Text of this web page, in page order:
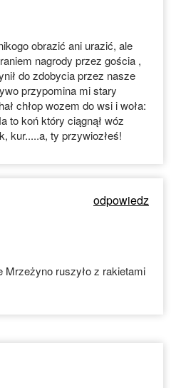
obrazić ani urazić, ale
nagrody przez gościa ,
do zdobycia przez nasze
przypomina mi stary
chłop wozem do wsi i woła:
to koń który ciągnął wóz
kur.....a, ty przywiozłeś!
odpowiedz
Mrzeżyno ruszyło z rakietami